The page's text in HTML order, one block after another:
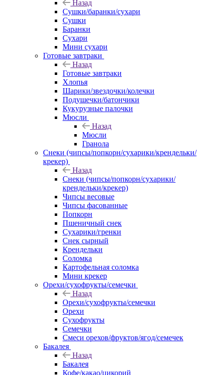
Назад
Сушки/баранки/сухари
Сушки
Баранки
Сухари
Мини сухари
Готовые завтраки
Назад
Готовые завтраки
Хлопья
Шарики/звездочки/колечки
Подушечки/батончики
Кукурузные палочки
Мюсли
Назад
Мюсли
Гранола
Снеки (чипсы/попкорн/сухарики/крендельки/
крекер)
Назад
Снеки (чипсы/попкорн/сухарики/
крендельки/крекер)
Чипсы весовые
Чипсы фасованные
Попкорн
Пшеничный снек
Сухарики/гренки
Снек сырный
Крендельки
Соломка
Картофельная соломка
Мини крекер
Орехи/сухофрукты/семечки
Назад
Орехи/сухофрукты/семечки
Орехи
Сухофрукты
Семечки
Смеси орехов/фруктов/ягод/семечек
Бакалея
Назад
Бакалея
Кофе/какао/цикорий